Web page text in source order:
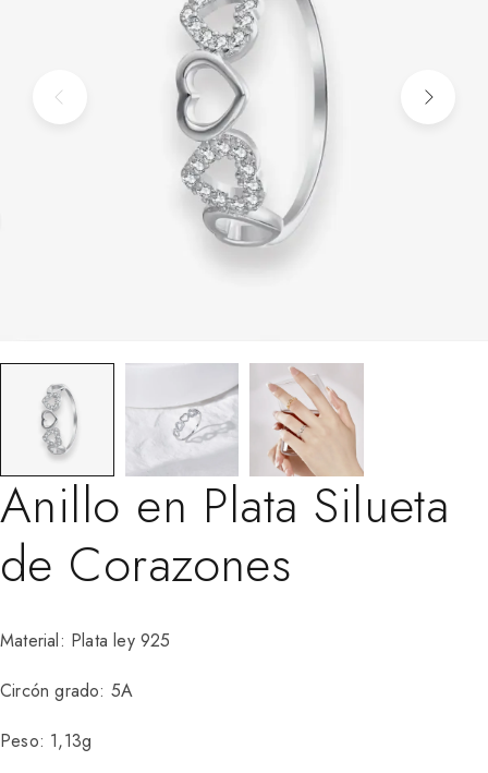
Anillo en Plata Silueta
de Corazones
Material: Plata ley 925
Circón grado: 5A
Peso: 1,13g